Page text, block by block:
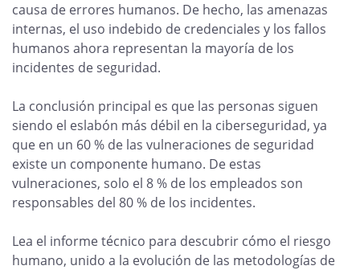
causa de errores humanos. De hecho, las amenazas
internas, el uso indebido de credenciales y los fallos
humanos ahora representan la mayoría de los
incidentes de seguridad.
La conclusión principal es que las personas siguen
siendo el eslabón más débil en la ciberseguridad, ya
que en un 60 % de las vulneraciones de seguridad
existe un componente humano. De estas
vulneraciones, solo el 8 % de los empleados son
responsables del 80 % de los incidentes.
Lea el informe técnico para descubrir cómo el riesgo
humano, unido a la evolución de las metodologías de